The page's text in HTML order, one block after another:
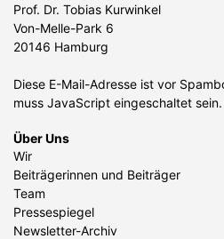
Prof. Dr. Tobias Kurwinkel
Von-Melle-Park 6
20146 Hamburg
Diese E-Mail-Adresse ist vor
muss JavaScript eingeschaltet sein.
Über Uns
Wir
Beiträgerinnen und Beiträger
Team
Pressespiegel
Newsletter-Archiv